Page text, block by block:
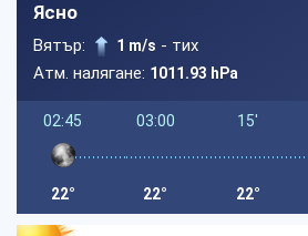
Ясно
Вятър: 1 m/s - тих
Атм. налягане: 1011.93 hPa
02:45
22°
03:00
22°
15'
22°